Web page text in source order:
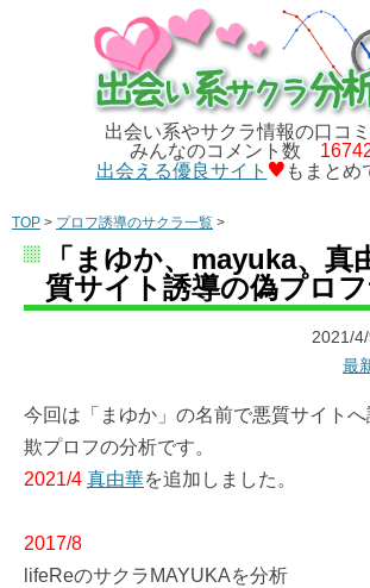
出会い系やサクラ情報の口コ
みんなのコメント数
出会える優良サイト
もまとめ
TOP > プロフ誘導のサクラ一覧 >
「まゆか、mayuka、真
質サイト誘導の偽プロ
2021/
最
今回は「まゆか」の名前で悪質サイト
欺プロフの分析です。
2021/4 真由華を追加しました。
2017/8
lifeReのサクラMAYUKAを分析